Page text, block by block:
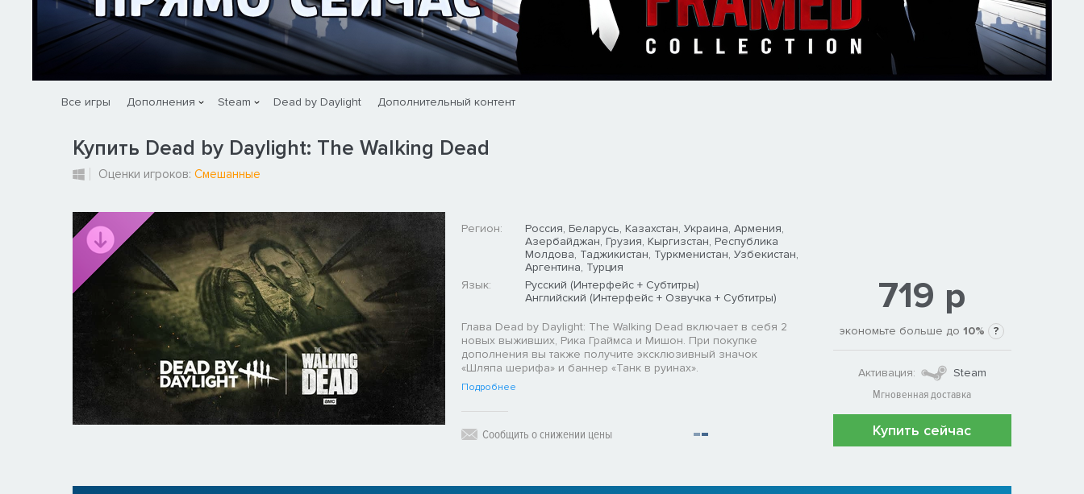
Все игры Дополнения Steam Dead by Daylight Дополнительный контент
Купить Dead by Daylight: The Walking Dead
Оценки игроков: Смешанные
Регион:
Россия, Беларусь, Казахстан, Украина, Армения,
Азербайджан, Грузия, Кыргизстан, Республика
Молдова, Таджикистан, Туркменистан, Узбекистан,
Аргентина, Турция
Язык:
Русский (Интерфейс + Субтитры)
Английский (Интерфейс + Озвучка + Субтитры)
Глава Dead by Daylight: The Walking Dead включает в себя 2
новых выживших, Рика Граймса и Мишон. При покупке
дополнения вы также получите эксклюзивный значок
«Шляпа шерифа» и баннер «Танк в руинах».
Подробнее
Сообщить о снижении цены
719 р
экономьте больше до10% ?
Активация:
Steam
Мгновенная доставка
Купить сейчас